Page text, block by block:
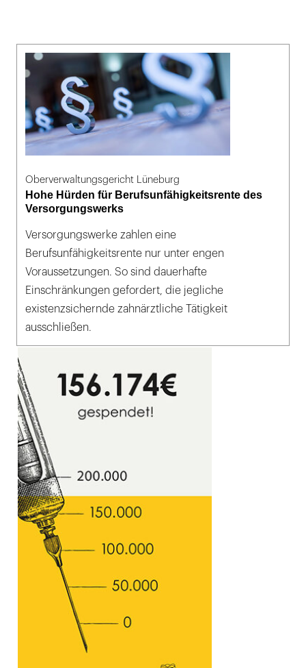
Oberverwaltungsgericht Lüneburg
Hohe Hürden für Berufsunfähigkeitsrente des
Versorgungswerks
Versorgungswerke zahlen eine
Berufsunfähigkeitsrente nur unter engen
Voraussetzungen. So sind dauerhafte
Einschränkungen gefordert, die jegliche
existenzsichernde zahnärztliche Tätigkeit
ausschließen.